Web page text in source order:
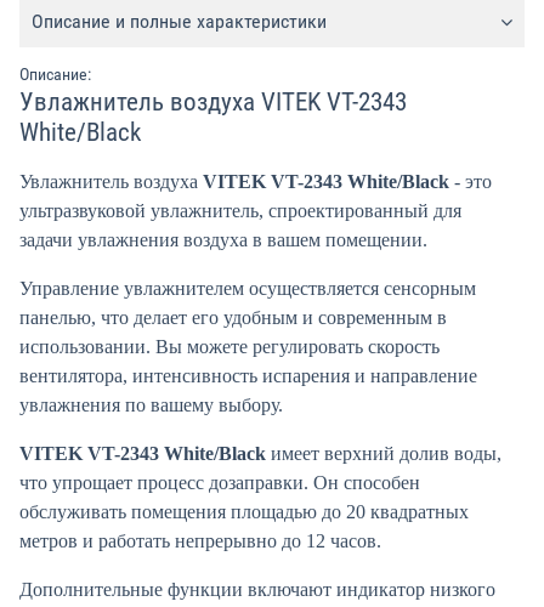
Описание и полные характеристики
Описание:
Увлажнитель воздуха VITEK VT-2343
White/Black
Увлажнитель воздуха VITEK VT-2343 White/Black - это
ультразвуковой увлажнитель, спроектированный для
задачи увлажнения воздуха в вашем помещении.
Управление увлажнителем осуществляется сенсорным
панелью, что делает его удобным и современным в
использовании. Вы можете регулировать скорость
вентилятора, интенсивность испарения и направление
увлажнения по вашему выбору.
VITEK VT-2343 White/Black имеет верхний долив воды,
что упрощает процесс дозаправки. Он способен
обслуживать помещения площадью до 20 квадратных
метров и работать непрерывно до 12 часов.
Дополнительные функции включают индикатор низкого